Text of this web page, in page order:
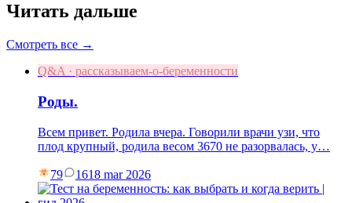
Читать дальше
Смотреть все →
Q&A · рассказываем-о-беременности
Роды.
Всем привет. Родила вчера. Говорили врачи узи, что
плод крупный, родила весом 3670 не разорвалась, у…
79 1618 mar 2026